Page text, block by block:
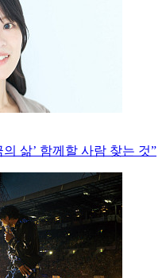
의 삶’ 함께할 사람 찾는 것”